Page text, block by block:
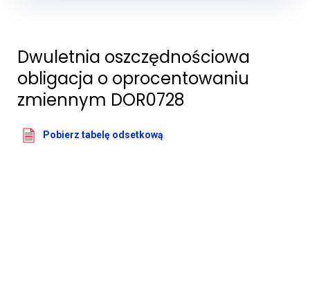
Dwuletnia oszczędnościowa
obligacja o oprocentowaniu
zmiennym DOR0728
Pobierz tabelę odsetkową